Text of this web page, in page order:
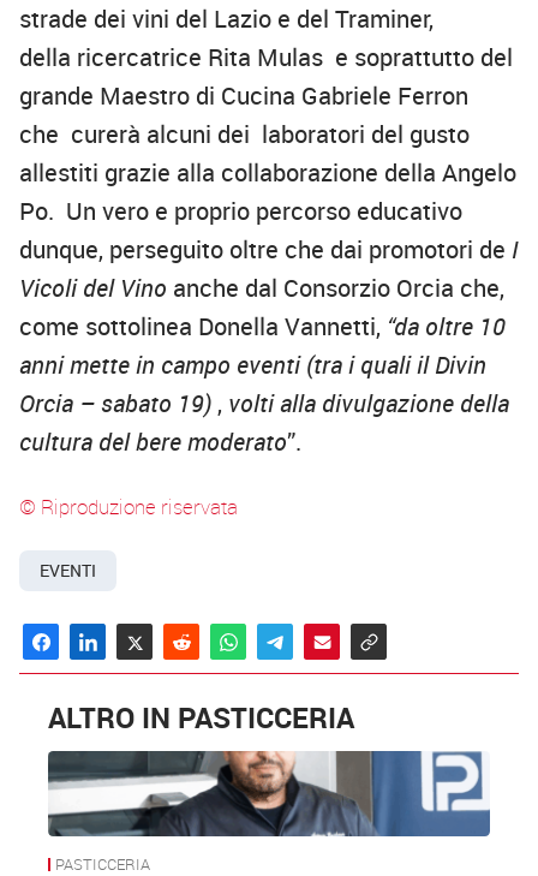
strade dei vini del Lazio e del Traminer,
della ricercatrice Rita Mulas e soprattutto del
grande Maestro di Cucina Gabriele Ferron
che curerà alcuni dei laboratori del gusto
allestiti grazie alla collaborazione della Angelo
Po. Un vero e proprio percorso educativo
dunque, perseguito oltre che dai promotori de I
Vicoli del Vino anche dal Consorzio Orcia che,
come sottolinea Donella Vannetti, “da oltre 10
anni mette in campo eventi (tra i quali il Divin
Orcia – sabato 19) , volti alla divulgazione della
cultura del bere moderato”.
© Riproduzione riservata
EVENTI
ALTRO IN PASTICCERIA
PASTICCERIA